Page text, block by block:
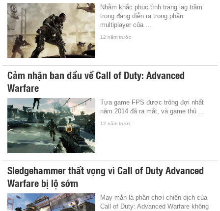
Nhằm khắc phục tình trạng lag trầm
trọng đang diễn ra trong phần
multiplayer của ...
12 năm trước
Cảm nhận ban đầu về Call of Duty: Advanced
Warfare
Tựa game FPS được trông đợi nhất
năm 2014 đã ra mắt, và game thủ ...
12 năm trước
Sledgehammer thất vọng vì Call of Duty Advanced
Warfare bị lộ sớm
May mắn là phần chơi chiến dịch của
Call of Duty: Advanced Warfare không